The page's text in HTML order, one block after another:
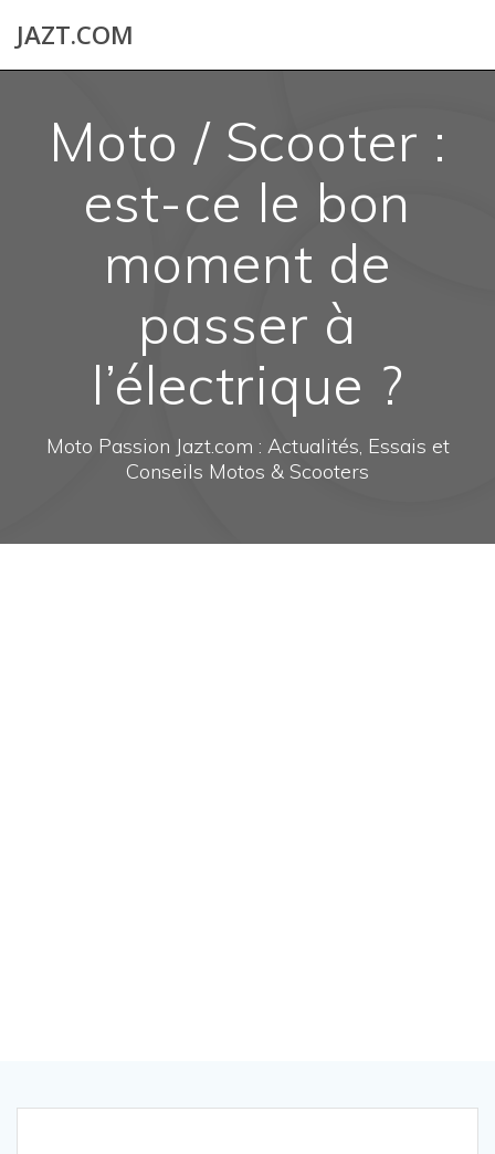
JAZT.COM
Moto / Scooter :
est-ce le bon
moment de
passer à
l’électrique ?
Moto Passion Jazt.com : Actualités, Essais et
Conseils Motos & Scooters